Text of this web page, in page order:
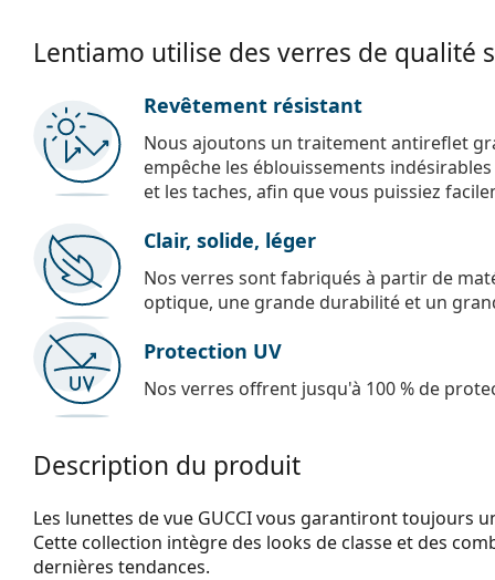
Lentiamo utilise des verres de qualité
Revêtement résistant
Nous ajoutons un traitement antireflet
empêche les éblouissements
et les taches, afin que vous puissiez
Clair, solide, léger
Nos verres sont fabriqués à partir de
optique, une grande durabilité et un
Protection UV
Nos verres offrent jusqu'à 100 % de
Description du produit
Les lunettes de vue GUCCI vous garantiront toujours
Cette collection intègre des looks de classe et des
dernières tendances.